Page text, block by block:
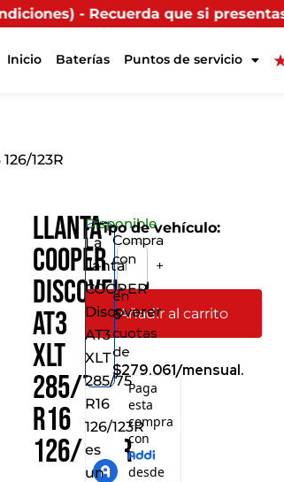
si presentas tu factura (física o
Inicio Baterías Puntos de servicio
123R
Llanta
COOPER
Discoverer
AT3
XLT
285/75
R16
126/123R
Disponible
- +
Añadir al carrito
Compra
con
en
6
cuotas
de
$279.061/mensual.
La
llanta
COOPER
Discoverer
AT3
XLT
285/75
R16
126/123R
es
un
• Tipo de vehículo: